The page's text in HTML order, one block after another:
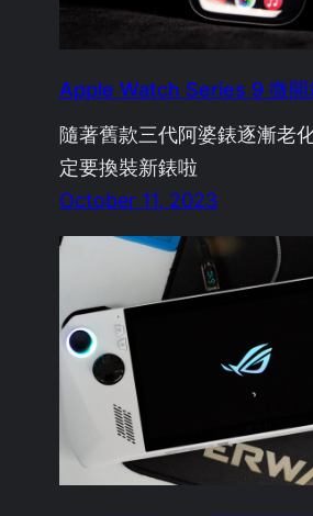
Apple Watch Series 9 微開
隨著舊款三代阿婆錶逐漸老
定要換裝新錶啦
October 11, 2023